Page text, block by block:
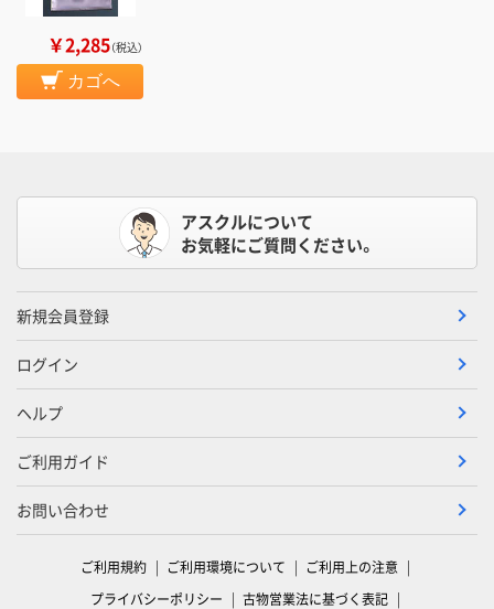
￥2,285（税込）
カゴへ
アスクルについて
お気軽にご質問ください。
新規会員登録
ログイン
ヘルプ
ご利用ガイド
お問い合わせ
ご利用規約 ご利用環境について
ご利用上の注意
プライバシーポリシー
古物営業法に基づく表記